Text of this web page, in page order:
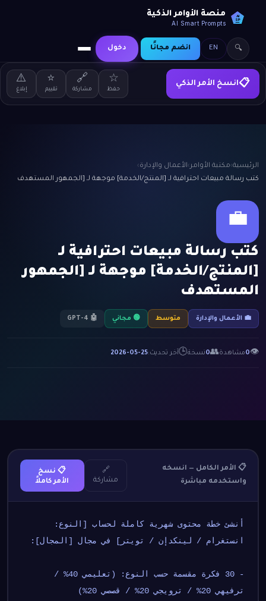
AI
SP
منصة الأوامر الذكية
AI Smart Prompts
🔍
EN انضم مجانًا دخول
📋انسخ الأمر الذكي ☆
حفظ
🔗
مشاركة
⭐
تقييم
⚠️
إبلاغ
الرئيسية›مكتبة الأوامر›الأعمال والإدارة›
كتب رسالة مبيعات احترافية لـ [المنتج/الخدمة] موجهة لـ [الجمهور المستهدف
💼
كتب رسالة مبيعات احترافية لـ
[المنتج/الخدمة] موجهة لـ [الجمهور
المستهدف
💼 الأعمال والإدارة متوسط 🟢 مجاني 🤖 GPT-4
👁
0مشاهدة👥
0نسخة🕒آخر تحديث:2026-05-25
📋 الأمر الكامل — انسخه
واستخدمه مباشرة
🔗
مشاركة
📋 نسخ
الأمر كاملاً
انستغرام / لينكدإن / تويتر] في مجال [المجال]:
ترفيهي 20% / ترويجي 20% / قصصي 20%)